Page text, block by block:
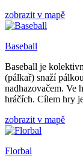
zobrazit v mapě
Baseball
Baseball je
(pálkař) snaží
nadhazovačem. Ve
hráčích. Cílem hry
zobrazit v mapě
Florbal